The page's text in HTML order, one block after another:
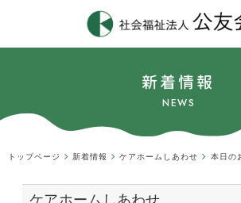
新着情報
NEWS
トップページ 新着情報 ケアホームしあわせ
ケアホームしあわせ